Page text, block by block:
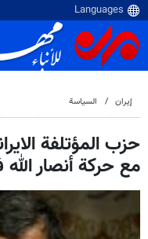
إيران السياسة
حزب المؤتلفة
مع حركة أنصار